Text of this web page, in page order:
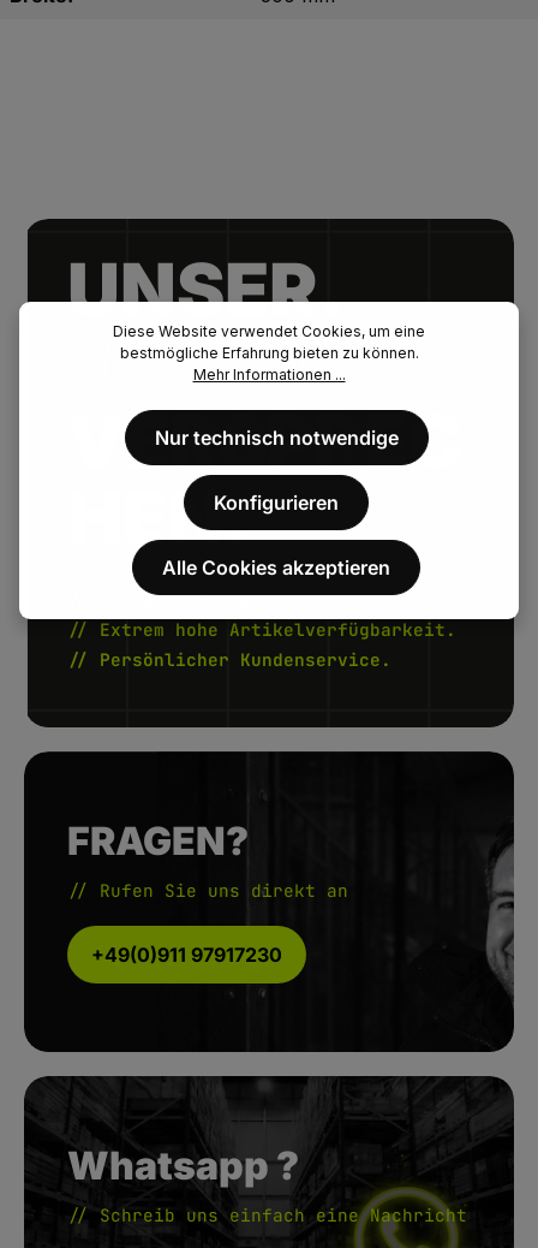
UNSER.
FENAU.
VERSPREC
HEN.
// Kurze Lieferzeiten.
// Extrem hohe Artikelverfügbarkeit.
// Persönlicher Kundenservice.
FRAGEN?
// Rufen Sie uns direkt an
+49(0)911 97917230
Whatsapp ?
// Schreib uns einfach eine Nachricht
Diese Website verwendet Cookies, um eine
bestmögliche Erfahrung bieten zu können.
Mehr Informationen ...
Nur technisch notwendige
Konfigurieren
Alle Cookies akzeptieren